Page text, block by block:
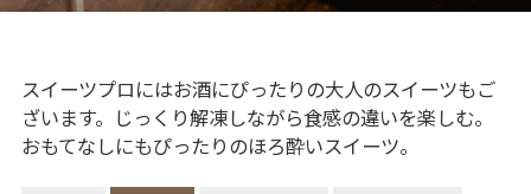
スイーツプロにはお酒にぴったりの大人のスイーツもご
ざいます。じっくり解凍しながら食感の違いを楽しむ。
おもてなしにもぴったりのほろ酔いスイーツ。